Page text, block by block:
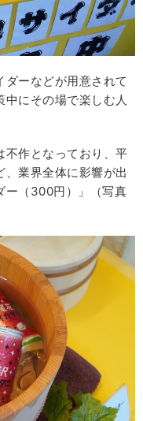
ーなどが用意されて
にその場で楽しむ人
不作となっており、平
業界全体に影響が出
ー（300円）」（写真